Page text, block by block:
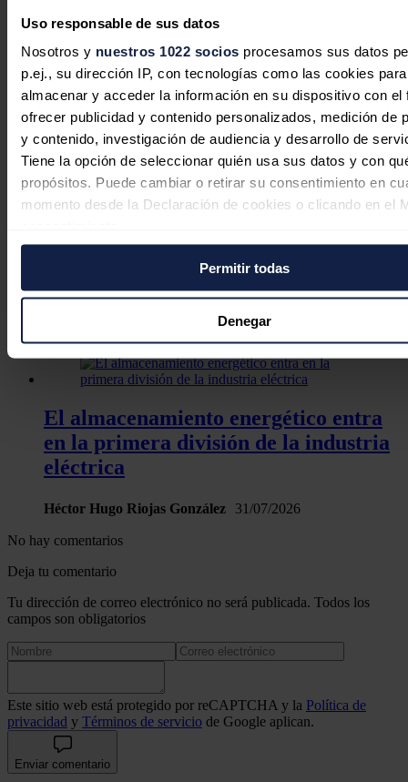
Uso responsable de sus datos
Nosotros y nuestros 1022 socios procesamos sus datos
p.ej., su dirección IP, con tecnologías como las cookies para
almacenar y acceder la información en su dispositivo con el
ofrecer publicidad y contenido personalizados, medición de
y contenido, investigación de audiencia y desarrollo de
Tiene la opción de seleccionar quién usa sus datos y con
propósitos. Puede cambiar o retirar su consentimiento en
momento desde la Declaración de cookies o clicando en el
Si lo permite, también quisiéramos:
Recopilar información sobre su ubicación geográfica
puede tener una precisión de varios metros
Identificar su dispositivo analizándolo activamente
características específicas (huellas digitales)
Obtenga más información sobre cómo se procesan sus
personales y establezca sus preferencias en la
Puede cambiar o retirar su consentimiento en cualquier
la Declaración de cookies.
y los anuncios, ofrecer funciones de redes sociales y
tráfico. Además, compartimos información sobre el uso que
análisis web, quienes pueden combinarla con otra
haya proporcionado o que hayan recopilado a partir del uso
hecho de sus servicios.
Permitir todas
Denegar
Dacia y Ford paran su producción en
Rumanía por escasez de electricidad
debido a la sequía
Redacción03/08/2026
EDP invita a conocer en la FIDMA el
presente y futuro de la energía en
Asturias
El almacenamiento energético entra
en la primera división de la industria
eléctrica
Héctor Hugo Riojas González 31/07/2026
No hay comentarios
Deja tu comentario
Tu dirección de correo electrónico no será publicada. Todos los
campos son obligatorios
Este sitio web está protegido por reCAPTCHA y la Política de
privacidad y Términos de servicio de Google aplican.
Enviar comentario